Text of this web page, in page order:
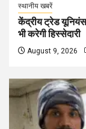
स्थानीय खबरें
केंद्रीय ट्रेड
भी करेगी हिस्सेदारी
August 9, 2026